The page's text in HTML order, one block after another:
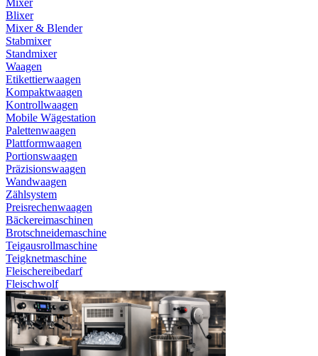
Mixer
Blixer
Mixer & Blender
Stabmixer
Standmixer
Waagen
Etikettierwaagen
Kompaktwaagen
Kontrollwaagen
Mobile Wägestation
Palettenwaagen
Plattformwaagen
Portionswaagen
Präzisionswaagen
Wandwaagen
Zählsystem
Preisrechenwaagen
Bäckereimaschinen
Brotschneidemaschine
Teigausrollmaschine
Teigknetmaschine
Fleischereibedarf
Fleischwolf